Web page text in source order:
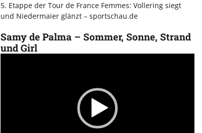
5. Etappe der Tour de France Femmes: Vollering siegt
und Niedermaier glänzt – sportschau.de
Samy de Palma – Sommer, Sonne, Strand
und Girl